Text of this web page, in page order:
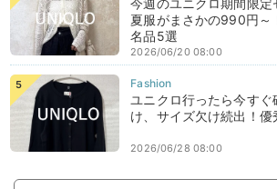
夏服がまさかの990円～
名品5選
2026/06/20 08:00
ユニクロ行ったら今すぐ
け、サイズ欠け続出！
2026/06/28 08:00